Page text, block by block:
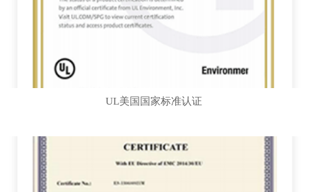
UL美国国家标准认证